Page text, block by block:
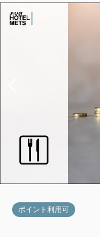
残り1
ポイント利用可